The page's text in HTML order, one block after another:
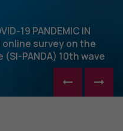
19 PANDEMIC IN
online survey on the
PANDA) 10th wave